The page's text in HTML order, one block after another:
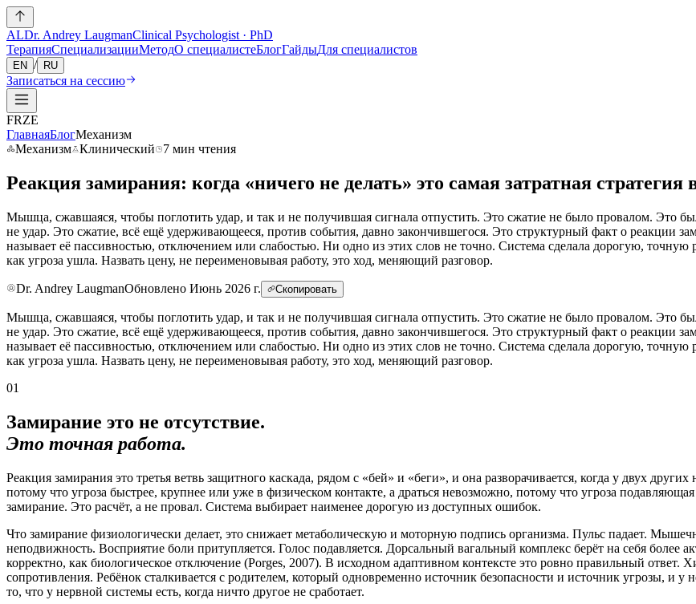
ALDr. Andrey LaugmanClinical Psychologist · PhD
ТерапияСпециализацииМетодО специалистеБлогГайдыДля специалистов
EN / RU
Записаться на сессию
FRZE
ГлавнаяБлогМеханизм
Механизм Клинический 7 мин чтения
Реакция замирания: когда «ничего не делать» это самая затратная
Мышца, сжавшаяся, чтобы поглотить удар, и так и не получившая сигнала отпустить. Это сжатие не было провалом. Это
не удар. Это сжатие, всё ещё удерживающееся, против события, давно закончившегося. Это структурный факт о реакции
называет её пассивностью, отключением или слабостью. Ни одно из этих слов не точно. Система сделала дорогую, точную
как угроза ушла. Назвать цену, не переименовывая работу, это ход, меняющий разговор.
Dr. Andrey LaugmanОбновлено Июнь 2026 г. Скопировать
Мышца, сжавшаяся, чтобы поглотить удар, и так и не получившая сигнала отпустить. Это сжатие не было провалом. Это
не удар. Это сжатие, всё ещё удерживающееся, против события, давно закончившегося. Это структурный факт о реакции
называет её пассивностью, отключением или слабостью. Ни одно из этих слов не точно. Система сделала дорогую, точную
как угроза ушла. Назвать цену, не переименовывая работу, это ход, меняющий разговор.
01
Замирание это не отсутствие.
Это точная работа.
Реакция замирания это третья ветвь защитного каскада, рядом с «бей» и «беги», и она разворачивается, когда у двух
потому что угроза быстрее, крупнее или уже в физическом контакте, а драться невозможно, потому что угроза
замирание. Это расчёт, а не провал. Система выбирает наименее дорогую из доступных ошибок.
Что замирание физиологически делает, это снижает метаболическую и моторную подпись организма. Пульс падает.
неподвижность. Восприятие боли притупляется. Голос подавляется. Дорсальный вагальный комплекс берёт на себя более
корректно, как биологическое отключение (Porges, 2007). В исходном адаптивном контексте это ровно правильный
сопротивления. Ребёнок сталкивается с родителем, который одновременно источник безопасности и источник угрозы, и у
то, что у нервной системы есть, когда ничто другое не сработает.